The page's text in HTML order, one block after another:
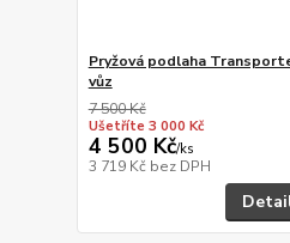
Pryžová podlaha
vůz
7 500 Kč
Ušetříte 3 000 Kč
4 500 Kč/ks
3 719 Kč bez DPH